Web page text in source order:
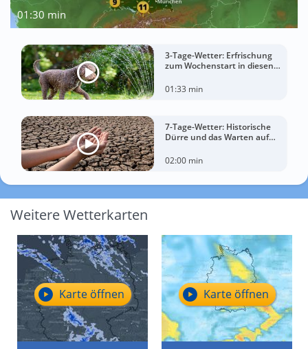
01:30 min
3-Tage-Wetter: Erfrischung
zum Wochenstart in diesen
01:33 min
7-Tage-Wetter: Historische
Dürre und das Warten auf
02:00 min
Weitere Wetterkarten
Karte öffnen Karte öffnen